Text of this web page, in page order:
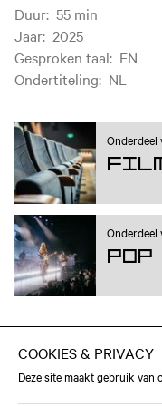
Duur: 55 min
Jaar: 2025
Gesproken taal: EN
Ondertiteling: NL
Onderdeel
Onderdeel
Pop